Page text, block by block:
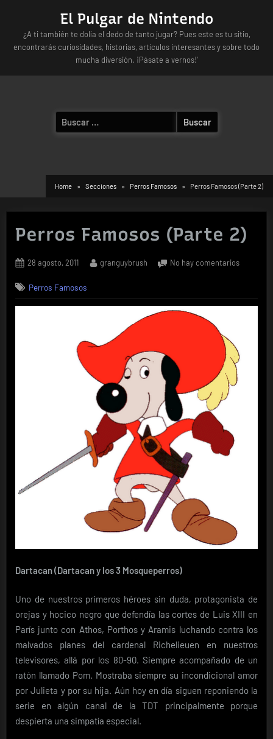
content
El Pulgar de Nintendo
¿A ti también te dolía el dedo de tanto jugar? Pues este es tu sitio,
encontrarás curiosidades, historias, artículos interesantes y sobre todo
mucha diversión. ¡Pásate a vernos!'
Buscar:
Home Secciones Perros Famosos Perros Famosos (Parte 2)
Perros Famosos (Parte 2)
Posted
28 agosto, 2011 By
granguybrush No hay comentariosen
(Parte
Perros Famosos
Dartacan (Dartacan y los 3 Mosqueperros)
Uno de nuestros primeros héroes sin duda, protagonista de
orejas y hocico negro que defendía las cortes de Luis XIII en
París junto con Athos, Porthos y Aramis luchando contra los
malvados planes del cardenal Richelieuen en nuestros
televisores, allá por los 80-90. Siempre acompañado de un
ratón llamado Pom. Mostraba siempre su incondicional amor
por Julieta y por su hija. Aún hoy en día siguen reponiendo la
serie en algún canal de la TDT principalmente porque
despierta una simpatía especial.